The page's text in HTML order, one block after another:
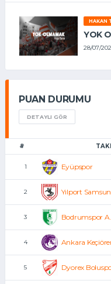
HAKAN
YOK
28/07/
PUAN DURUMU
DETAYLI GÖR
#
1 Eyüpspor
2 Yılport
3 Bodrumspor
4 Ankara
5 Dyorex